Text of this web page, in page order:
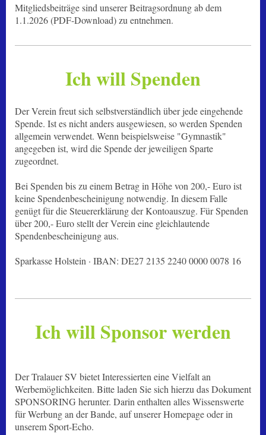
Mitgliedsbeiträge sind unserer Beitragsordnung ab dem
1.1.2026 (PDF-Download) zu entnehmen.
Ich will Spenden
Der Verein freut sich selbstverständlich über jede eingehende
Spende. Ist es nicht anders ausgewiesen, so werden Spenden
allgemein verwendet. Wenn beispielsweise "Gymnastik"
angegeben ist, wird die Spende der jeweiligen Sparte
zugeordnet.
Bei Spenden bis zu einem Betrag in Höhe von 200,- Euro ist
keine Spendenbescheinigung notwendig. In diesem Falle
genügt für die Steuererklärung der Kontoauszug. Für Spenden
über 200,- Euro stellt der Verein eine gleichlautende
Spendenbescheinigung aus.
Sparkasse Holstein · IBAN: DE27 2135 2240 0000 0078 16
Ich will Sponsor werden
Der Tralauer SV bietet Interessierten eine Vielfalt an
Werbemöglichkeiten. Bitte laden Sie sich hierzu das Dokument
SPONSORING herunter. Darin enthalten alles Wissenswerte
für Werbung an der Bande, auf unserer Homepage oder in
unserem Sport-Echo.